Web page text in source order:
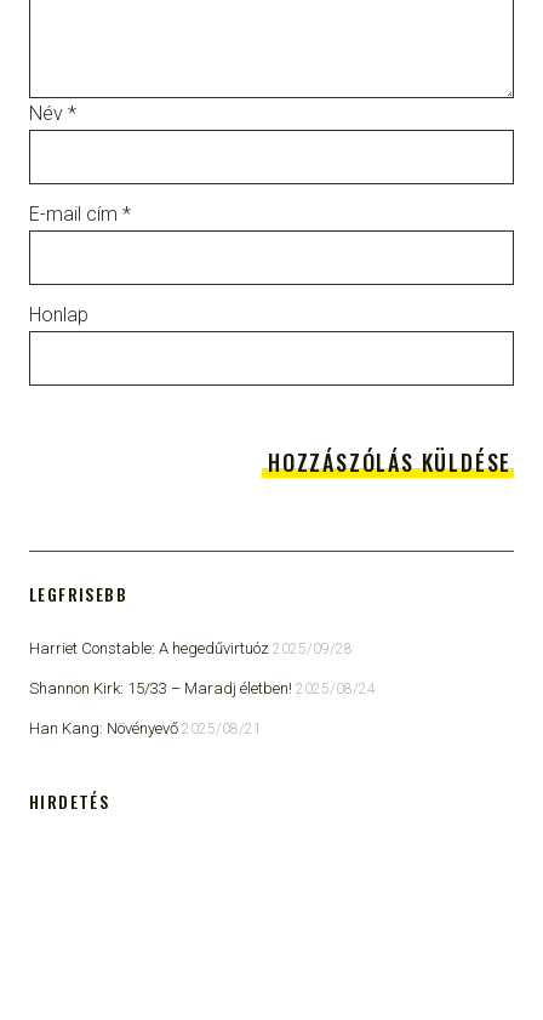
Név *
E-mail cím *
Honlap
LEGFRISEBB
Harriet Constable: A hegedűvirtuóz 2025/09/28
Shannon Kirk: 15/33 ​– Maradj életben! 2025/08/24
Han Kang: Növényevő 2025/08/21
HIRDETÉS